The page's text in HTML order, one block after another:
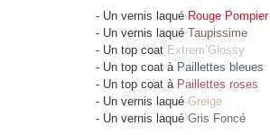
- Un vernis laqué Rouge Pompier
- Un vernis laqué Taupissime
- Un top coat Extrem’Glossy
- Un top coat à Paillettes bleues
- Un top coat à Paillettes roses
- Un vernis laqué Greige
- Un vernis laqué Gris Foncé